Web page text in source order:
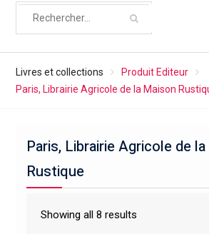
Livres et collections
Produit Editeur
Paris, Librairie Agricole de la Maison
Paris, Librairie Agricole de
Rustique
Showing all 8 results